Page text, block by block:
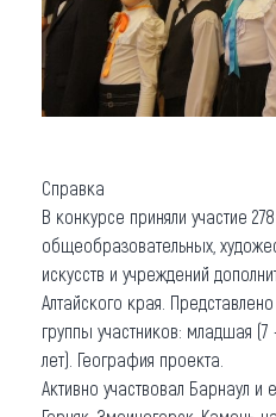
Справка
В конкурсе приняли участие
общеобразовательных,
искусств и учреждений
Алтайского края.
группы участников: младшая (7
лет). География проекта.
Активно участвовал Барнаул и